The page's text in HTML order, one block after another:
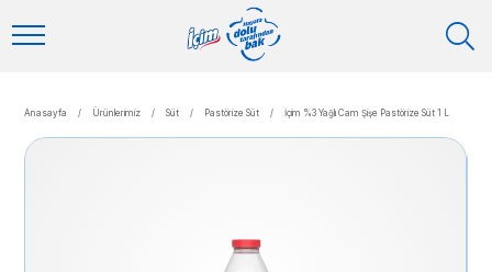
Anasayfa / Ürünlerimiz / Süt / Pastörize Süt / İçim %3 Yağlı Cam Şişe Pastörize Süt 1 L